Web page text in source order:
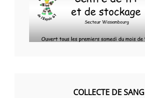
COLLECTE DE SANG